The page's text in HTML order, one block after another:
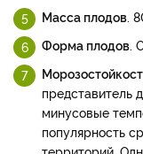
Масса плодов.
Форма плодов.
представитель
минусовые
популярность